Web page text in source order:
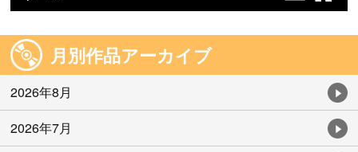
月別作品アーカイブ
2026年8月
2026年7月